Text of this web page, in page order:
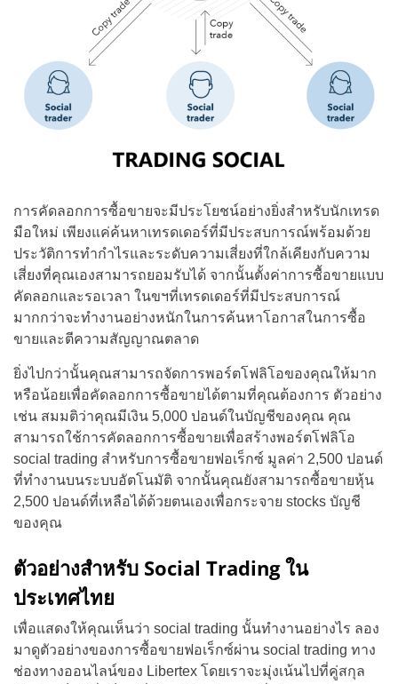
การคัดลอกการซื้อขายจะมีประโยชน์อย่างยิ่งสำหรับนักเทรด
มือใหม่ เพียงแค่ค้นหาเทรดเดอร์ที่มีประสบการณ์พร้อมด้วย
ประวัติการทำกำไรและระดับความเสี่ยงที่ใกล้เคียงกับความ
เสี่ยงที่คุณเองสามารถยอมรับได้ จากนั้นตั้งค่าการซื้อขายแบบ
คัดลอกและรอเวลา ในขฯที่เทรดเดอร์ที่มีประสบการณ์
มากกว่าจะทำงานอย่างหนักในการค้นหาโอกาสในการซื้อ
ขายและตีความสัญญาณตลาด
ยิ่งไปกว่านั้นคุณสามารถจัดการพอร์ตโฟลิโอของคุณให้มาก
หรือน้อยเพื่อคัดลอกการซื้อขายได้ตามที่คุณต้องการ ตัวอย่าง
เช่น สมมติว่าคุณมีเงิน 5,000 ปอนด์ในบัญชีของคุณ คุณ
สามารถใช้การคัดลอกการซื้อขายเพื่อสร้างพอร์ตโฟลิโอ
social trading สำหรับการซื้อขายฟอเร็กซ์ มูลค่า 2,500 ปอนด์
ที่ทำงานบนระบบอัตโนมัติ จากนั้นคุณยังสามารถซื้อขายหุ้น
2,500 ปอนด์ที่เหลือได้ด้วยตนเองเพื่อกระจาย stocks บัญชี
ของคุณ
ตัวอย่างสำหรับ Social Trading ใน
ประเทศไทย
เพื่อแสดงให้คุณเห็นว่า social trading นั้นทำงานอย่างไร ลอง
มาดูตัวอย่างของการซื้อขายฟอเร็กซ์ผ่าน social trading ทาง
ช่องทางออนไลน์ของ Libertex โดยเราจะมุ่งเน้นไปที่คู่สกุล